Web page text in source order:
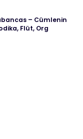
– Cümlenin
Flüt, Org